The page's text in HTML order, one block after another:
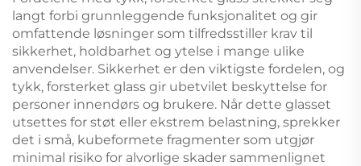
langt forbi grunnleggende funksjonalitet og gir
omfattende løsninger som tilfredsstiller krav til
sikkerhet, holdbarhet og ytelse i mange ulike
anvendelser. Sikkerhet er den viktigste fordelen, og
tykk, forsterket glass gir ubetvilet beskyttelse for
personer innendørs og brukere. Når dette glasset
utsettes for støt eller ekstrem belastning, sprekker
det i små, kubeformete fragmenter som utgjør
minimal risiko for alvorlige skader sammenlignet